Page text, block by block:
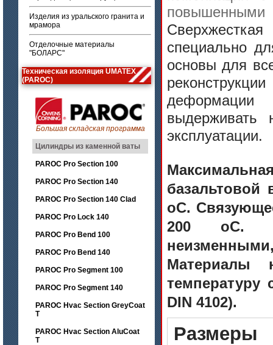
Изделия из уральского гранита и
мрамора
Отделочные материалы
"БОЛАРС"
Техническая изоляция UMATEX
(PAROC)
Большая складская программа
Цилиндры из каменной ваты
PAROC Pro Section 100
PAROC Pro Section 140
PAROC Pro Section 140 Clad
PAROC Pro Lock 140
PAROC Pro Bend 100
PAROC Pro Bend 140
PAROC Pro Segment 100
PAROC Pro Segment 140
PAROC Hvac Section GreyCoat
T
PAROC Hvac Section AluCoat
T
специально
основы для
деформации
выдерживать
эксплуатации.
oC.
200 oC.
Материалы
температуру
DIN 4102).
Размеры